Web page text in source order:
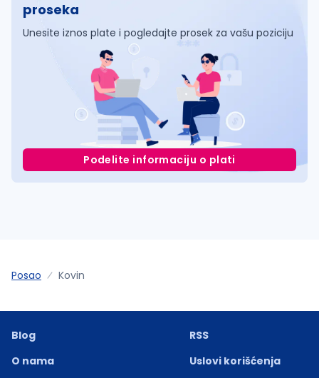
proseka
Unesite iznos plate i pogledajte prosek za vašu poziciju
Podelite informaciju o plati
Posao Kovin
Blog
O nama
RSS
Uslovi korišćenja